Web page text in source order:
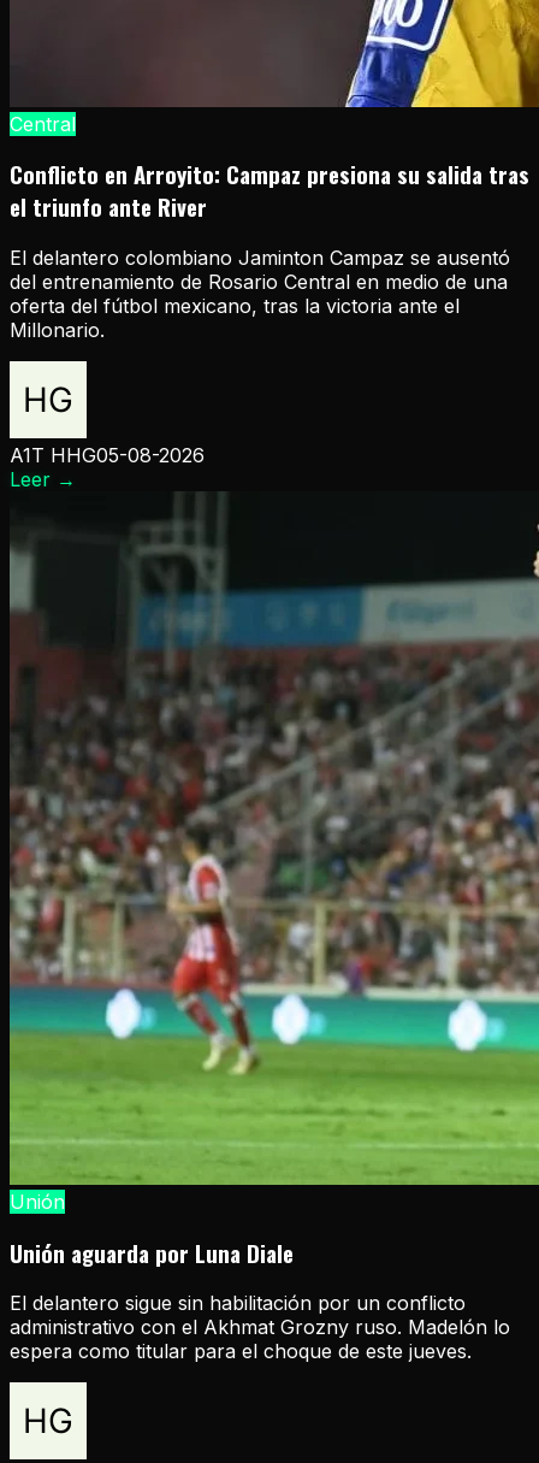
Central
Conflicto en Arroyito: Campaz presiona su salida tras
el triunfo ante River
El delantero colombiano Jaminton Campaz se ausentó
del entrenamiento de Rosario Central en medio de una
oferta del fútbol mexicano, tras la victoria ante el
Millonario.
A1T HHG05-08-2026
Leer →
Unión
Unión aguarda por Luna Diale
El delantero sigue sin habilitación por un conflicto
administrativo con el Akhmat Grozny ruso. Madelón lo
espera como titular para el choque de este jueves.